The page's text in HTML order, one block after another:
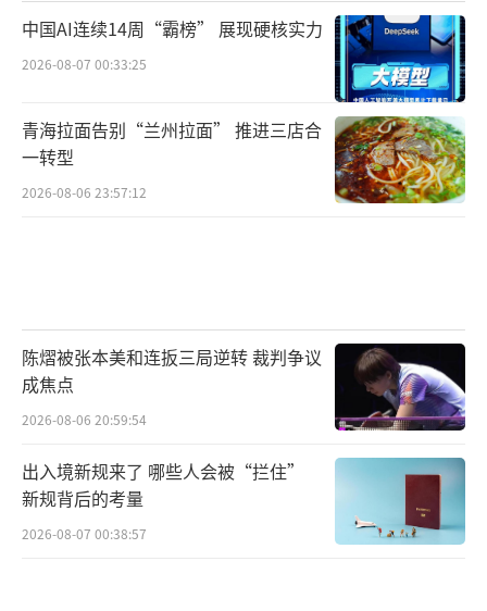
不久前的交手中互有胜负，但温特近期对王艺
迪的“双杀”无疑极大地提升了她的信心。对
于孙颖莎而言，如何快速适应温特反手胶皮制
造的非常规旋转，如何在对手顽强的防守中寻
找突破口，将是这场半决赛胜负的关键。国乒
女队主教练马琳和孙颖莎的场外指导邱贻可必
决赛，陈幸同将对阵韩国选手申裕斌，王曼昱
则将迎战日本削球手桥本帆乃香。尽管陈幸同
和王曼昱晋级的概率较大，但国乒女队“集团
优势”的壁垒已经被温特率先撕开了一道口
子。
相比女队，国乒男队在本届世界杯的处境
中国AI连续14周“霸榜” 展现硬核实力
2026-08-07 00:33:25
青海拉面告别“兰州拉面” 推进三店合
一转型
2026-08-06 23:57:12
陈熠被张本美和连扳三局逆转 裁判争议
成焦点
2026-08-06 20:59:54
出入境新规来了 哪些人会被“拦住”
新规背后的考量
2026-08-07 00:38:57